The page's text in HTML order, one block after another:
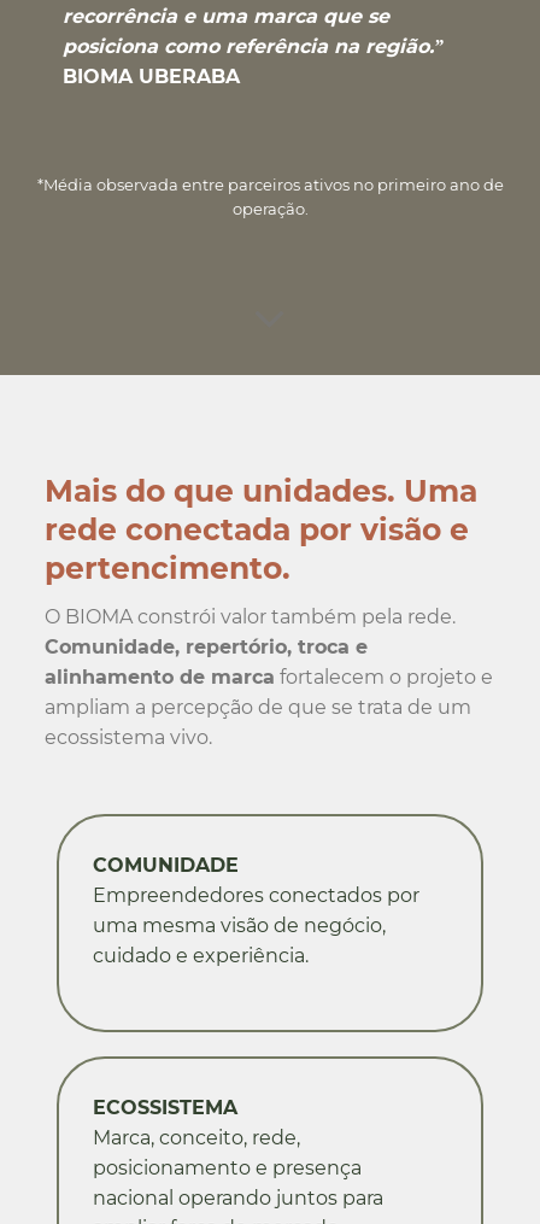
recorrência e uma marca que se
posiciona como referência na região.”
BIOMA UBERABA
*Média observada entre parceiros ativos no primeiro ano de
operação.
Mais do que unidades. Uma
rede conectada por visão e
pertencimento.
O BIOMA constrói valor também pela rede.
Comunidade, repertório, troca e
alinhamento de marca fortalecem o projeto e
ampliam a percepção de que se trata de um
ecossistema vivo.
COMUNIDADE
Empreendedores conectados por
uma mesma visão de negócio,
cuidado e experiência.
ECOSSISTEMA
Marca, conceito, rede,
posicionamento e presença
nacional operando juntos para